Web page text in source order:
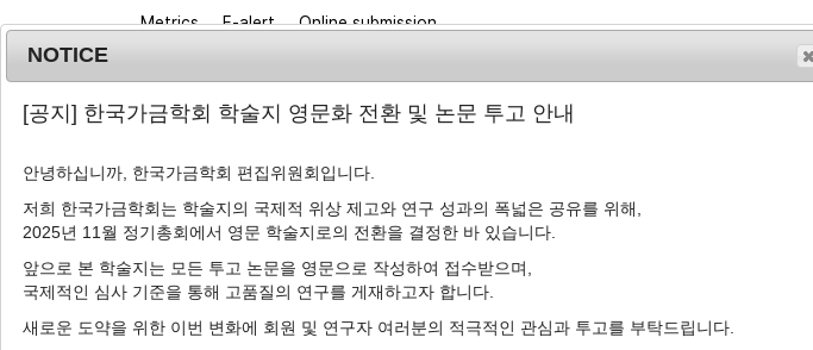
Metrics E-alert Online submission
Journal info Browse articles Journal
NOTICE
[공지] 한국가금학회 학술지 영문화 전환 및 논문 투고 안내
안녕하십니까, 한국가금학회 편집위원회입니다.
저희 한국가금학회는 학술지의 국제적 위상 제고와 연구 성과의 폭넓은 공유를 위해,
2025년 11월 정기총회에서 영문 학술지로의 전환을 결정한 바 있습니다.
앞으로 본 학술지는 모든 투고 논문을 영문으로 작성하여 접수받으며,
국제적인 심사 기준을 통해 고품질의 연구를 게재하고자 합니다.
새로운 도약을 위한 이번 변화에 회원 및 연구자 여러분의 적극적인 관심과 투고를 부탁드립니다.